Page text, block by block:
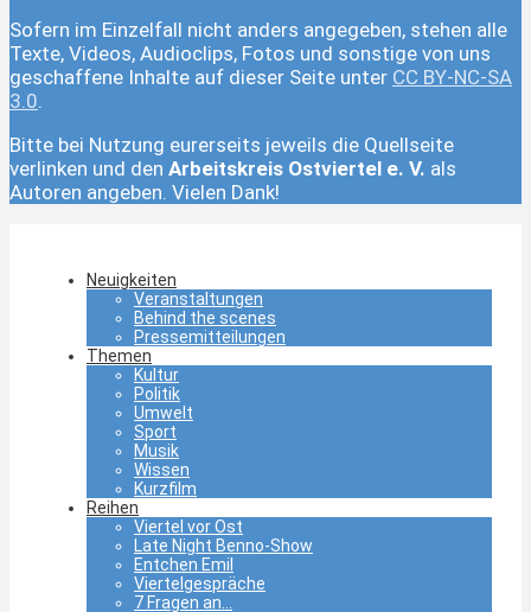
Sofern im Einzelfall nicht anders angegeben, stehen alle
Texte, Videos, Audioclips, Fotos und sonstige von uns
geschaffene Inhalte auf dieser Seite unter CC BY-NC-SA
3.0.
Bitte bei Nutzung eurerseits jeweils die Quellseite
verlinken und den Arbeitskreis Ostviertel e. V. als
Autoren angeben. Vielen Dank!
Neuigkeiten
Veranstaltungen
Behind the scenes
Pressemitteilungen
Themen
Kultur
Politik
Umwelt
Sport
Musik
Wissen
Kurzfilm
Reihen
Viertel vor Ost
Late Night Benno-Show
Entchen Emil
Viertelgespräche
7 Fragen an…